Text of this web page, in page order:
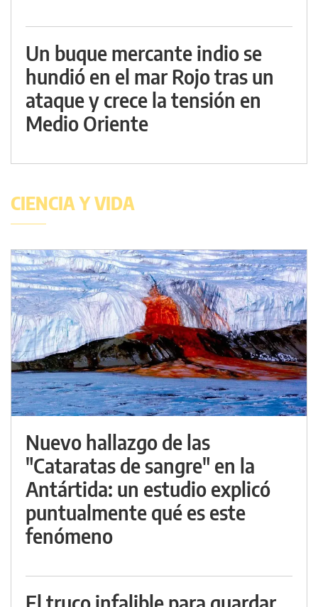
Un buque mercante indio se
hundió en el mar Rojo tras un
ataque y crece la tensión en
Medio Oriente
CIENCIA Y VIDA
Nuevo hallazgo de las
"Cataratas de sangre" en la
Antártida: un estudio explicó
puntualmente qué es este
fenómeno